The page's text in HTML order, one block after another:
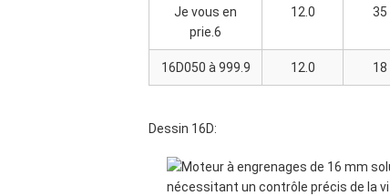
Je vous en
prie.6
12.0 35
16D050 à 999.9 12.0 18
Dessin 16D: